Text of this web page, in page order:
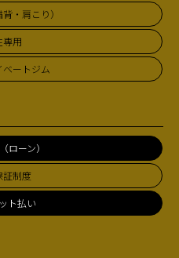
・肩こり）
専用
ートジム
ローン）
証制度
ト払い